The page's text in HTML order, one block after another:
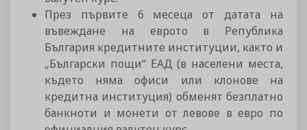
През първите 6 месеца от датата на
въвеждане на еврото в Република
България кредитните институции, както и
„Български пощи“ ЕАД (в населени места,
където няма офиси или клонове на
кредитна институция) обменят безплатно
банкноти и монети от левове в евро по